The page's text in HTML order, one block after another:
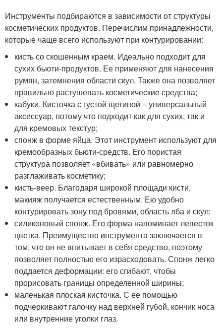
Инструменты подбираются в зависимости от структуры
косметических продуктов. Перечислим принадлежности,
которые чаще всего используют при контурировании:
кисть со скошенным краем. Идеально подходит для
сухих бьюти-продуктов. Ее применяют для нанесения
румян, затемнения области скул. Также она позволяет
правильно растушевать косметические средства;
кабуки. Кисточка с густой щетиной – универсальный
аксессуар, потому что подходит как для сухих, так и
для кремовых текстур;
спонж в форме яйца. Этот инструмент используют для
кремообразных бьюти-средств. Его пористая
структура позволяет «вбивать» или равномерно
разглаживать косметику;
кисть-веер. Благодаря широкой площади кисти,
макияж получается естественным. Ею удобно
контурировать зону под бровями, область лба и скул;
силиконовый спонж. Его форма напоминает лепесток
цветка. Преимущество инструмента заключается в
том, что он не впитывает в себя средство, поэтому
позволяет полностью его израсходовать. Спонж легко
поддается деформации: его сгибают, чтобы
прорисовать границы определенной ширины;
маленькая плоская кисточка. С ее помощью
подчеркивают галочку над верхней губой, кончик носа
или внутренние уголки глаз.